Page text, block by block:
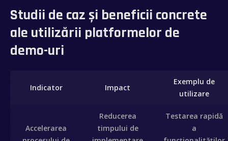
Studii de caz și beneficii concrete
ale utilizării platformelor de
demo-uri
Indicator Impact
Exemplu de
utilizare
Accelerarea
Reducerea
timpului de
Testarea rapidă
a